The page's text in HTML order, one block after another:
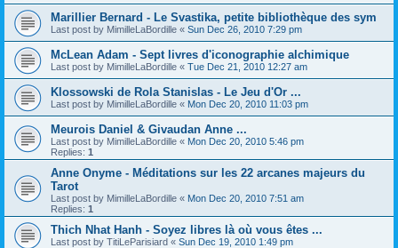
Marillier Bernard - Le Svastika, petite bibliothèque des sym
Last post by MimilleLaBordille « Sun Dec 26, 2010 7:29 pm
McLean Adam - Sept livres d'iconographie alchimique
Last post by MimilleLaBordille « Tue Dec 21, 2010 12:27 am
Klossowski de Rola Stanislas - Le Jeu d'Or ...
Last post by MimilleLaBordille « Mon Dec 20, 2010 11:03 pm
Meurois Daniel & Givaudan Anne ...
Last post by MimilleLaBordille « Mon Dec 20, 2010 5:46 pm
Replies: 1
Anne Onyme - Méditations sur les 22 arcanes majeurs du
Tarot
Last post by MimilleLaBordille « Mon Dec 20, 2010 7:51 am
Replies: 1
Thich Nhat Hanh - Soyez libres là où vous êtes ...
Last post by TitiLeParisiard « Sun Dec 19, 2010 1:49 pm